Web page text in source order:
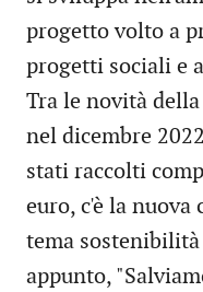
progetto volto a
progetti sociali e
Tra le novità
nel dicembre
stati raccolti
euro, c'è la nuova
tema
appunto,